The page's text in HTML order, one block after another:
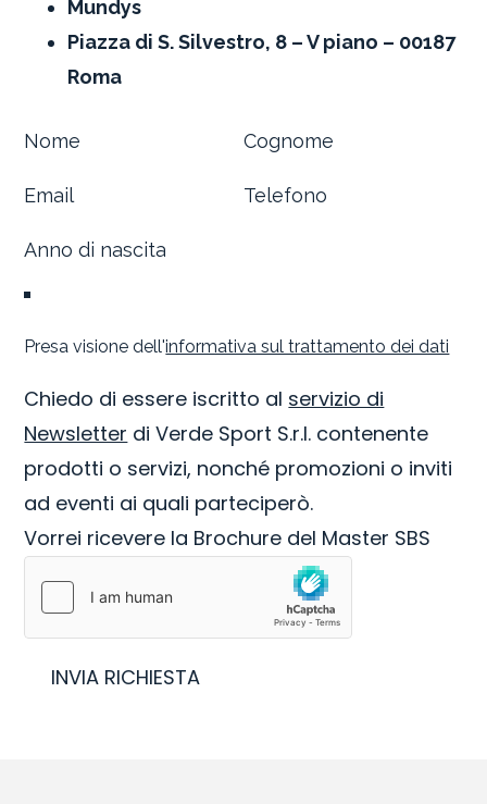
Mundys
Piazza di S. Silvestro, 8 – V piano – 00187
Roma
Section
Presa visione dell'informativa sul trattamento dei dati
Chiedo di essere iscritto al servizio di
Newsletter di Verde Sport S.r.l. contenente
prodotti o servizi, nonché promozioni o inviti
ad eventi ai quali parteciperò.
Vorrei ricevere la Brochure del Master SBS
INVIA RICHIESTA